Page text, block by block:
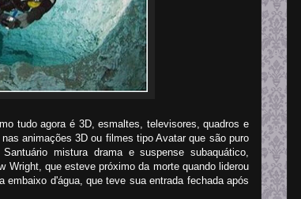
tudo agora é 3D, esmaltes, televisores, quadros e
animações 3D ou filmes tipo Avatar que são puro
mistura drama e suspense subaquático,
Wright, que esteve próximo da morte quando liderou
d'água, que teve sua entrada fechada após